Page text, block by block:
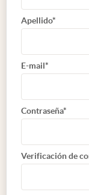
Apellido*
E-mail*
Contraseña*
Verificación de